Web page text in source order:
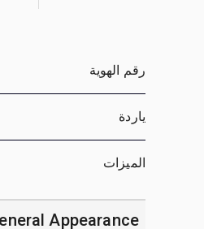
رقم الهوية
ياردة
الميزات
Appearance